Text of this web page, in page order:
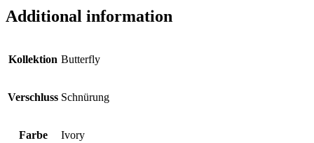
Additional information
Kollektion Butterfly
Verschluss Schnürung
Farbe Ivory